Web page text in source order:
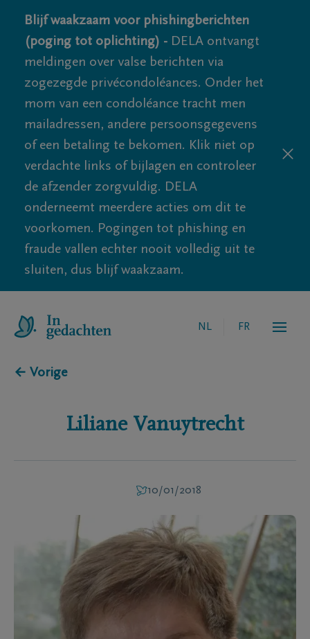
Blijf waakzaam voor phishingberichten
(poging tot oplichting) - DELA ontvangt
meldingen over valse berichten via
zogezegde privécondoléances. Onder het
mom van een condoléance tracht men
mailadressen, andere persoonsgegevens
of een betaling te bekomen. Klik niet op
verdachte links of bijlagen en controleer
de afzender zorgvuldig. DELA
onderneemt meerdere acties om dit te
voorkomen. Pogingen tot phishing en
fraude vallen echter nooit volledig uit te
sluiten, dus blijf waakzaam.
NL FR
← Vorige
Liliane Vanuytrecht
10/01/2018